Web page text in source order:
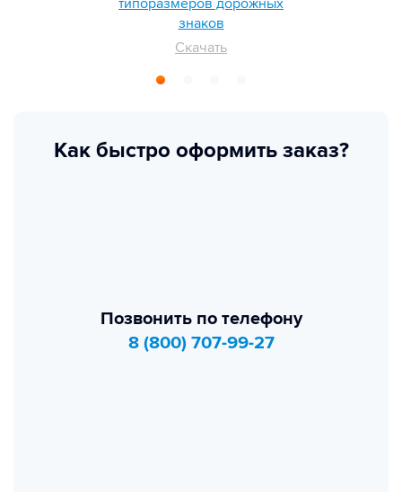
знаков
Скачать
Как быстро оформить заказ?
Позвонить по телефону
8 (800) 707-99-27